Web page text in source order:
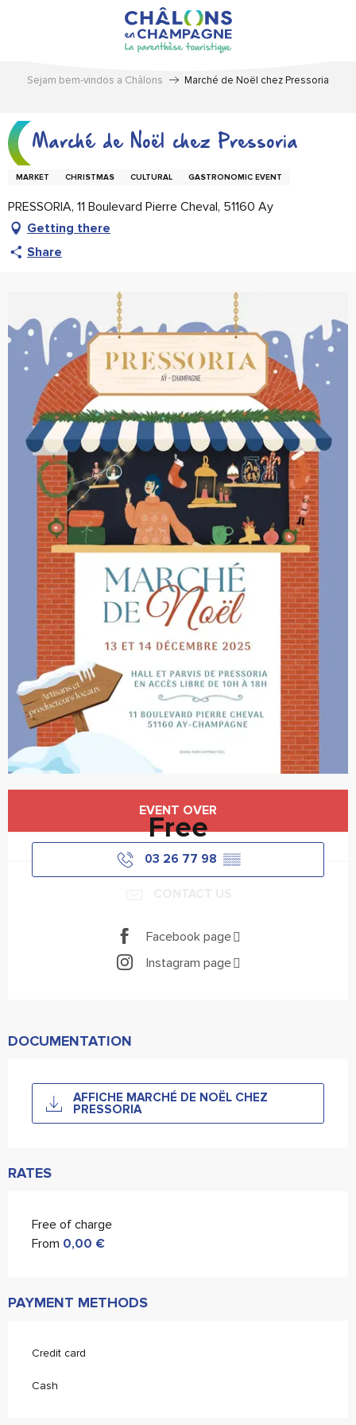
Sejam bem-vindos a Châlons Marché de Noël chez Pressoria
Marché de Noël chez Pressoria
MARKET CHRISTMAS CULTURAL GASTRONOMIC EVENT
PRESSORIA, 11 Boulevard Pierre Cheval, 51160 Ay
Getting there
Share
EVENT OVER
Free
03 26 77 98 ▒▒
Facebook page
Instagram page
DOCUMENTATION
AFFICHE MARCHÉ DE NOËL CHEZ
PRESSORIA
RATES
Free of charge
From 0,00 €
PAYMENT METHODS
Credit card
Cash